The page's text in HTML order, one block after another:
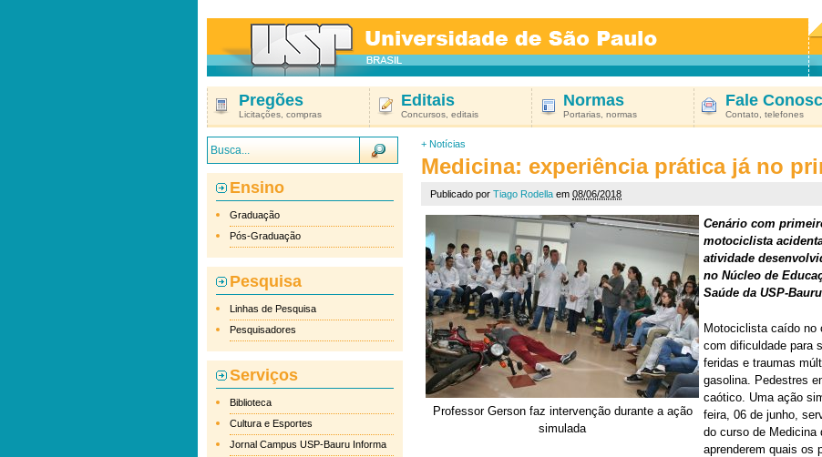
Pregões
Licitações, compras
Editais
Concursos, editais
Normas
Portarias, normas
Fale
Contato, telefones
Ensino
Graduação
Pós-Graduação
Pesquisa
Linhas de Pesquisa
Pesquisadores
Serviços
Biblioteca
Cultura e Esportes
Jornal Campus USP-Bauru Informa
+ Notícias
Medicina: experiência prática já no
Publicado por Tiago Rodella em 08/06/2018
Professor Gerson faz intervenção durante a ação
simulada
Cenário com
motociclista
atividade
no Núcleo de
Saúde da USP-Bauru
Motociclista caído no
com dificuldade para
feridas e traumas
gasolina. Pedestres
caótico. Uma ação
feira, 06 de junho,
do curso de Medicina
aprenderem quais os